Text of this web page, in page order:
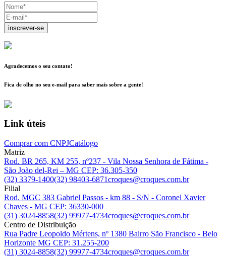
inscrever-se
Agradecemos o seu contato!
Fica de olho no seu e-mail para saber mais sobre a gente!
Link úteis
Comprar com CNPJCatálogo
Matriz
Rod. BR 265, KM 255, nº237 - Vila Nossa Senhora de Fátima -
São João del-Rei – MG CEP: 36.305-350
(32) 3379-1400(32) 98403-6871croques@croques.com.br
Filial
Rod. MGC 383 Gabriel Passos - km 88 - S/N - Coronel Xavier
Chaves - MG CEP: 36330-000
(31) 3024-8858(32) 99977-4734croques@croques.com.br
Centro de Distribuição
Rua Padre Leopoldo Mértens, nº 1380 Bairro São Francisco - Belo
Horizonte MG CEP: 31.255-200
(31) 3024-8858(32) 99977-4734croques@croques.com.br